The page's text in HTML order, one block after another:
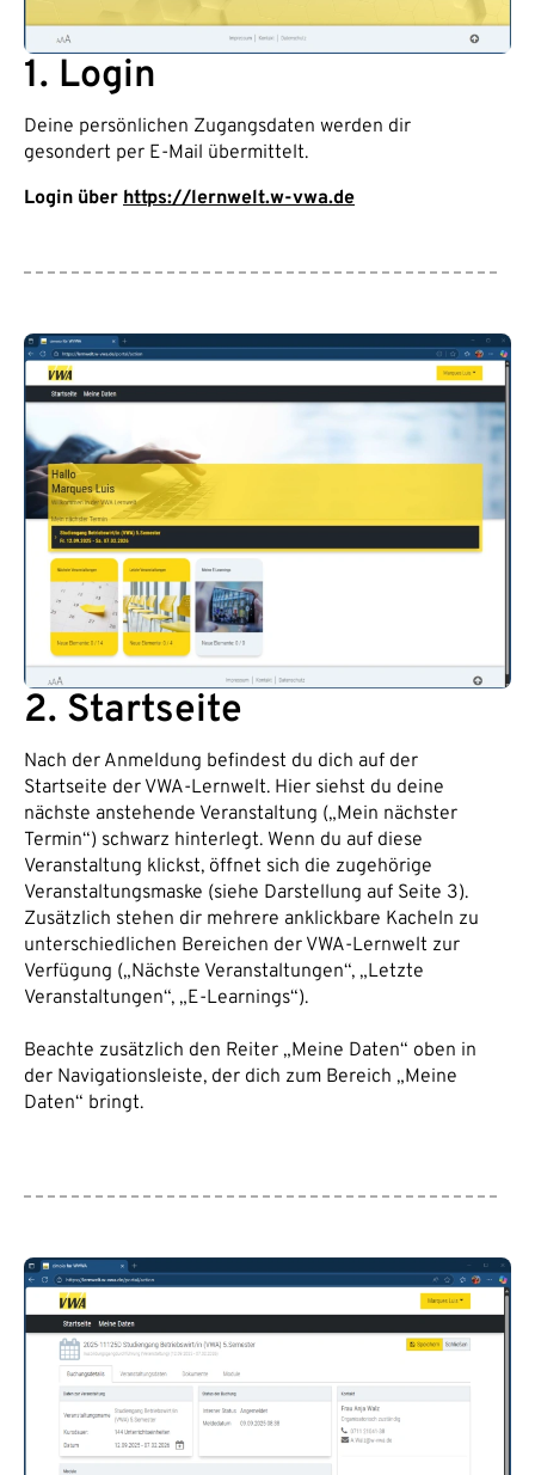
1. Login
Deine persönlichen Zugangsdaten werden dir
gesondert per E-Mail übermittelt.
Login über https://lernwelt.w-vwa.de
2. Startseite
Nach der Anmeldung befindest du dich auf der
Startseite der VWA-Lernwelt. Hier siehst du deine
nächste anstehende Veranstaltung („Mein nächster
Termin“) schwarz hinterlegt. Wenn du auf diese
Veranstaltung klickst, öffnet sich die zugehörige
Veranstaltungsmaske (siehe Darstellung auf Seite 3).
Zusätzlich stehen dir mehrere anklickbare Kacheln zu
unterschiedlichen Bereichen der VWA-Lernwelt zur
Verfügung („Nächste Veranstaltungen“, „Letzte
Veranstaltungen“, „E-Learnings“).
Beachte zusätzlich den Reiter „Meine Daten“ oben in
der Navigationsleiste, der dich zum Bereich „Meine
Daten“ bringt.